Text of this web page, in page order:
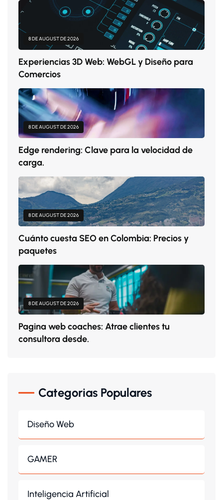
8 DE AUGUST DE 2026
Experiencias 3D Web: WebGL y Diseño para
Comercios
8 DE AUGUST DE 2026
Edge rendering: Clave para la velocidad de
carga.
8 DE AUGUST DE 2026
Cuánto cuesta SEO en Colombia: Precios y
paquetes
8 DE AUGUST DE 2026
Pagina web coaches: Atrae clientes tu
consultora desde.
Categorias Populares
Diseño Web
GAMER
Inteligencia Artificial